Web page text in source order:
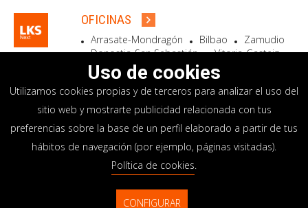
OFICINAS
Arrasate-Mondragón Bilbao
Zamudio
Donostia-San Sebastián
Vitoria-Gasteiz
Madrid
El Astillero Bidart
SEDE SOCIAL
Goiru, 7 Arrasate-Mondragón
CP 20500 GIPUZKOA – SPAIN
+34 900 84 14 14
info@lksnext.com
Uso de cookies
Utilizamos cookies propias y de terceros para analizar el uso del
sitio web y mostrarte publicidad relacionada con tus
preferencias sobre la base de un perfil elaborado a partir de tus
hábitos de navegación (por ejemplo, páginas visitadas).
Política de cookies.
CONFIGURAR